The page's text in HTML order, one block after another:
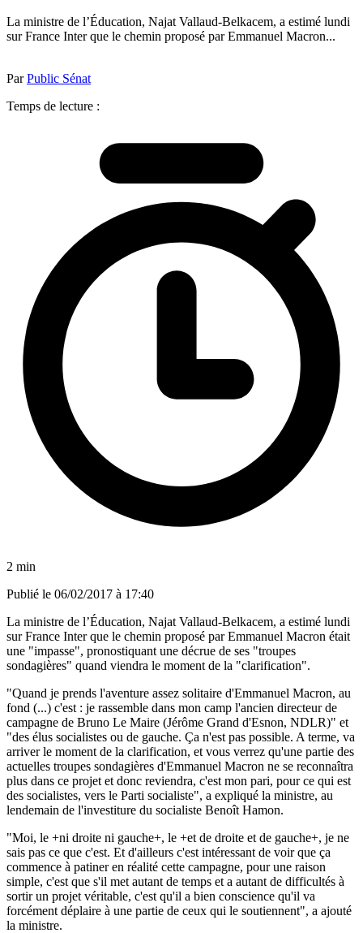
La ministre de l’Éducation, Najat Vallaud-Belkacem, a estimé lundi
sur France Inter que le chemin proposé par Emmanuel Macron...
ParPublic Sénat
Temps de lecture :
2 min
Publié le 06/02/2017 à 17:40
La ministre de l’Éducation, Najat Vallaud-Belkacem, a estimé lundi
sur France Inter que le chemin proposé par Emmanuel Macron était
une "impasse", pronostiquant une décrue de ses "troupes
sondagières" quand viendra le moment de la "clarification".
"Quand je prends l'aventure assez solitaire d'Emmanuel Macron, au
fond (...) c'est : je rassemble dans mon camp l'ancien directeur de
campagne de Bruno Le Maire (Jérôme Grand d'Esnon, NDLR)" et
"des élus socialistes ou de gauche. Ça n'est pas possible. A terme, va
arriver le moment de la clarification, et vous verrez qu'une partie des
actuelles troupes sondagières d'Emmanuel Macron ne se reconnaîtra
plus dans ce projet et donc reviendra, c'est mon pari, pour ce qui est
des socialistes, vers le Parti socialiste", a expliqué la ministre, au
lendemain de l'investiture du socialiste Benoît Hamon.
"Moi, le +ni droite ni gauche+, le +et de droite et de gauche+, je ne
sais pas ce que c'est. Et d'ailleurs c'est intéressant de voir que ça
commence à patiner en réalité cette campagne, pour une raison
simple, c'est que s'il met autant de temps et a autant de difficultés à
sortir un projet véritable, c'est qu'il a bien conscience qu'il va
forcément déplaire à une partie de ceux qui le soutiennent", a ajouté
la ministre.